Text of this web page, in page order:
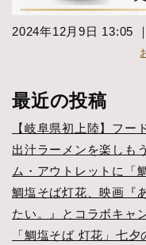
2024年12月9日 13:05
最近の投稿
【岐阜県初上陸】フー
出汁ラーメンを楽しも
ム・アウトレットに「
鯛塩そば灯花、映画『
たい。』とコラボキャ
「鯛塩そば 灯花」七